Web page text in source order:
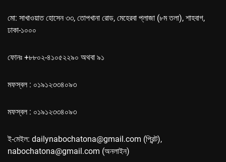
মো: সাখাওয়াত হোসেন ৩৩, তোপখানা রোড, মেহেরবা প্লাজা (৮ম তলা), শাহবাগ,
ঢাকা-১০০০
ফোনঃ +৮৮০২-৪১০৫২২৯০ অথবা ৯১
মফস্বল : ০১৯১২৩৩৪০৯৩
মফস্বল : ০১৯১২৩৩৪০৯৩
ই-মেইল: dailynabochatona@gmail.com (প্রিন্ট),
nabochatona@gmail.com (অনলাইন)